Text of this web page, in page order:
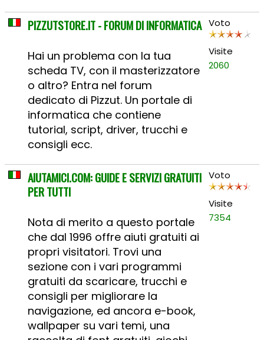
PIZZUTSTORE.IT - FORUM DI INFORMATICA
Hai un problema con la tua
scheda TV, con il masterizzatore
o altro? Entra nel forum
dedicato di Pizzut. Un portale di
informatica che contiene
tutorial, script, driver, trucchi e
consigli ecc.
Voto
Visite
2060
AIUTAMICI.COM: GUIDE E SERVIZI GRATUITI
PER TUTTI
Nota di merito a questo portale
che dal 1996 offre aiuti gratuiti ai
propri visitatori. Trovi una
sezione con i vari programmi
gratuiti da scaricare, trucchi e
consigli per migliorare la
navigazione, ed ancora e-book,
wallpaper su vari temi, una
Voto
Visite
7354